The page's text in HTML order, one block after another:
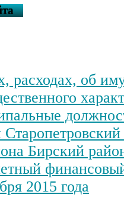
расходах, об
Бирский
2015 года